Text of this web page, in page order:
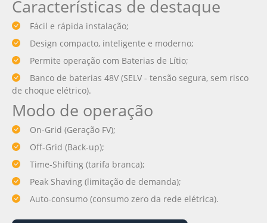
Características de destaque
Fácil e rápida instalação;
Design compacto, inteligente e moderno;
Permite operação com Baterias de Lítio;
Banco de baterias 48V (SELV - tensão segura, sem risco
de choque elétrico).
Modo de operação
On-Grid (Geração FV);
Off-Grid (Back-up);
Time-Shifting (tarifa branca);
Peak Shaving (limitação de demanda);
Auto-consumo (consumo zero da rede elétrica).